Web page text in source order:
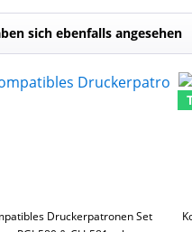
sich ebenfalls angesehen
Druckerpatronen Set